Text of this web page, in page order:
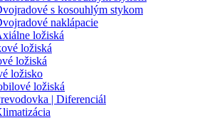
s kosouhlým stykom
naklápacie
ložiská
ložiská
ložiská
ložisko
ložiská
| Diferenciál